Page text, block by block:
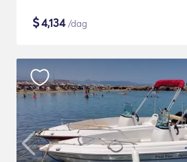
$4,134/dag